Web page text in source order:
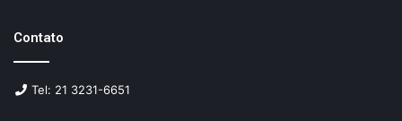
Contato
Tel: 21 3231-6651